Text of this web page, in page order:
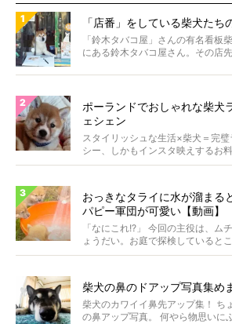
「店番」をしている柴犬た
「鈴木タバコ屋」さんの有名看板
にある鈴木タバコ屋さん。その店
ポーランドでおしゃれな柴犬
ェシェン
スタイリッシュな生活×柴犬＝完
シー、しかもインスタ映えするお
ウ...
おっきなタライに水が溜まる
パピー軍団が可愛い【動画】
「なにこれ!?」 今回の主役は、ム
ょうだい。お庭で探検していると
柴犬の鼻のドアップ写真集め
柴犬のカワイイ鼻先アップ集！ ち
の鼻アップ写真。 何やら物思いに